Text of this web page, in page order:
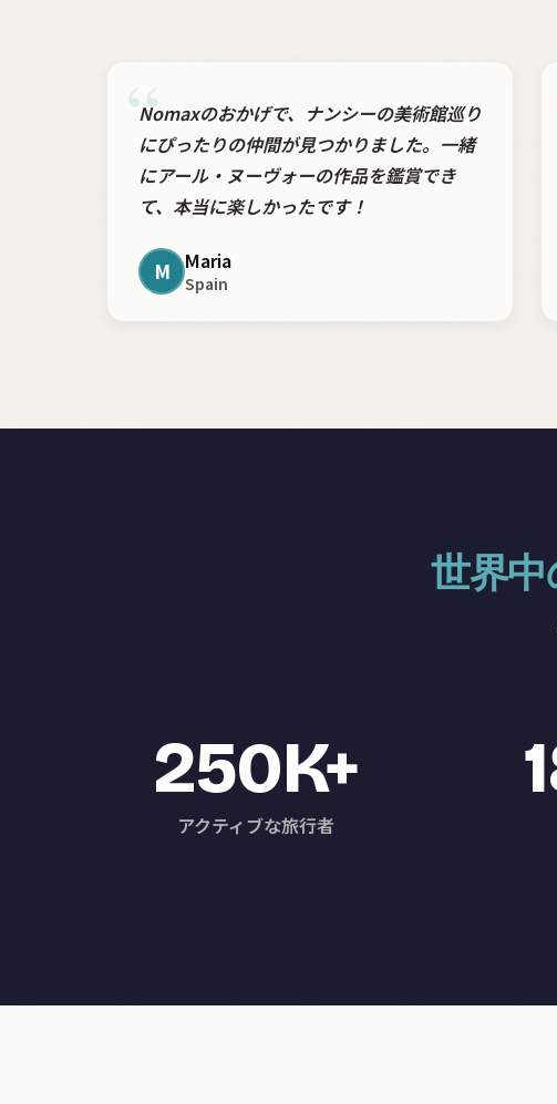
“
Nomaxのおかげで、ナンシーの美術館巡り
にぴったりの仲間が見つかりました。一緒
にアール・ヌーヴォーの作品を鑑賞でき
て、本当に楽しかったです！
M Maria
Spain
世界
250K+
アクティブな旅行者